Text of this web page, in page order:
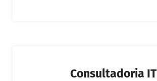
Consultadoria IT